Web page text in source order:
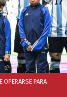
OPERARSE PARA